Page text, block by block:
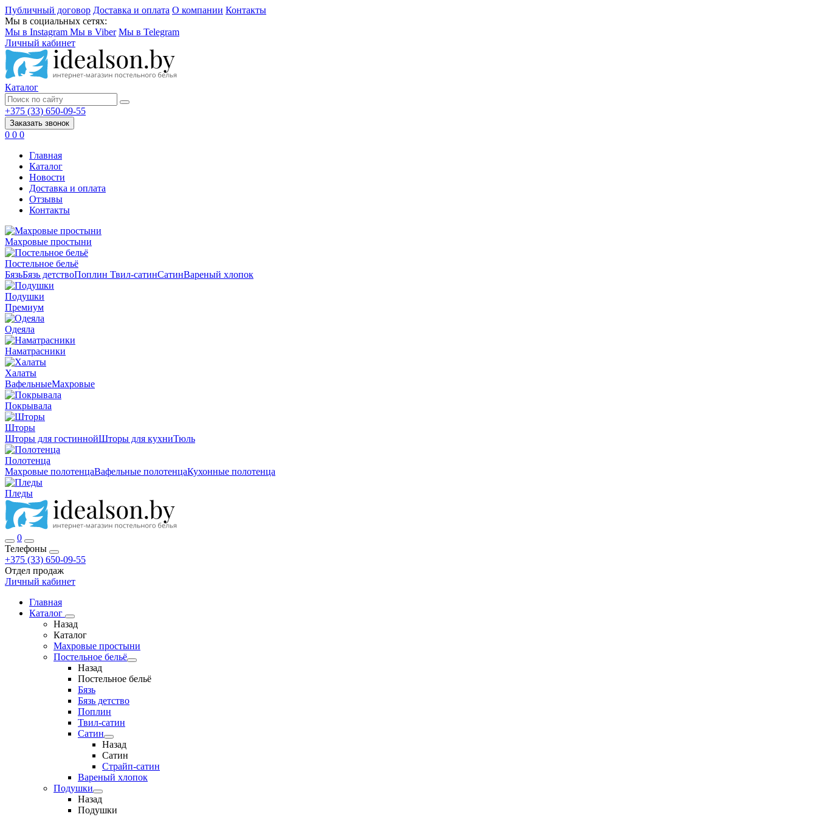
Публичный договор Доставка и оплата О компании Контакты
Мы в социальных сетях:
Мы в Instagram Мы в Viber Мы в Telegram
Личный кабинет
Каталог
+375 (33) 650-09-55
Заказать звонок
0 0 0
Главная
Каталог
Новости
Доставка и оплата
Отзывы
Контакты
Махровые простыни
Постельное бельё
БязьБязь детствоПоплин Твил-сатинСатинВареный хлопок
Подушки
Премиум
Одеяла
Наматрасники
Халаты
ВафельныеМахровые
Покрывала
Шторы
Шторы для гостиннойШторы для кухниТюль
Полотенца
Махровые полотенцаВафельные полотенцаКухонные полотенца
Пледы
0
Телефоны
+375 (33) 650-09-55
Отдел продаж
Личный кабинет
Главная
Каталог
Назад
Каталог
Махровые простыни
Постельное бельё
Назад
Постельное бельё
Бязь
Бязь детство
Поплин
Твил-сатин
Сатин
Назад
Сатин
Страйп-сатин
Вареный хлопок
Подушки
Назад
Подушки